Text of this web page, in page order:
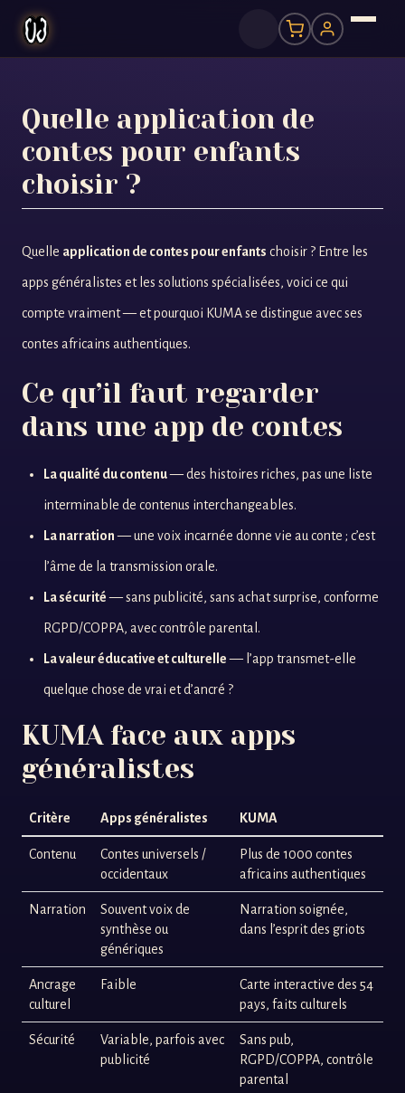
Quelle application de
contes pour enfants
choisir ?
Quelle application de contes pour enfants choisir ? Entre les
apps généralistes et les solutions spécialisées, voici ce qui
compte vraiment — et pourquoi KUMA se distingue avec ses
contes africains authentiques.
Ce qu’il faut regarder
dans une app de contes
La qualité du contenu— des histoires riches, pas une liste
interminable de contenus interchangeables.
La narration— une voix incarnée donne vie au conte ; c’est
l’âme de la transmission orale.
La sécurité— sans publicité, sans achat surprise, conforme
RGPD/COPPA, avec contrôle parental.
La valeur éducative et culturelle— l’app transmet-elle
quelque chose de vrai et d’ancré ?
KUMA face aux apps
généralistes
Critère Apps généralistes KUMA
Contenu
Contes universels /
occidentaux
Plus de 1000 contes
africains authentiques
Narration
Souvent voix de
synthèse ou
génériques
Narration soignée,
dans l’esprit des griots
Ancrage
culturel
Faible
Carte interactive des 54
pays, faits culturels
Sécurité
Variable, parfois avec
publicité
Sans pub,
RGPD/COPPA, contrôle
parental